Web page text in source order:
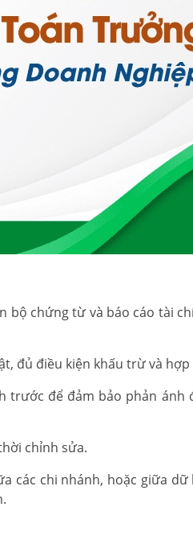
chứng từ và báo cáo tài
đủ điều kiện khấu trừ và hợp
trước để đảm bảo phản ánh
chỉnh sửa.
các chi nhánh, hoặc giữa